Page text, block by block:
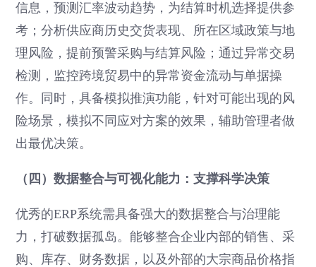
信息，预测汇率波动趋势，为结算时机选择提供参
考；分析供应商历史交货表现、所在区域政策与地
理风险，提前预警采购与结算风险；通过异常交易
检测，监控跨境贸易中的异常资金流动与单据操
作。同时，具备模拟推演功能，针对可能出现的风
险场景，模拟不同应对方案的效果，辅助管理者做
出最优决策。
（四）数据整合与可视化能力：支撑科学决策
优秀的ERP系统需具备强大的数据整合与治理能
力，打破数据孤岛。能够整合企业内部的销售、采
购、库存、财务数据，以及外部的大宗商品价格指